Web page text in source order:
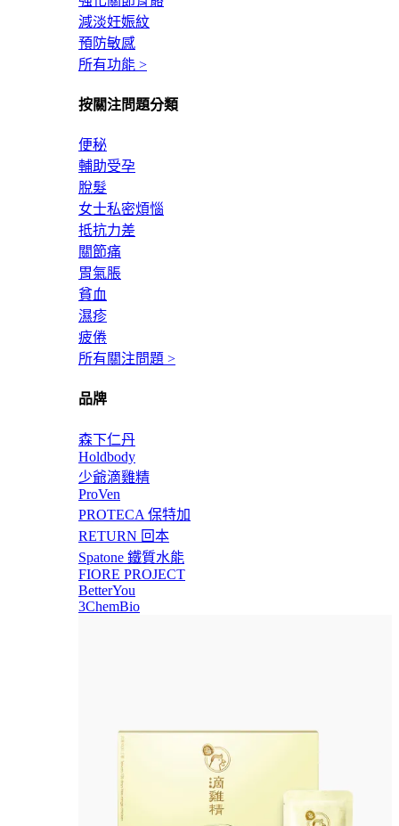
減淡妊娠紋
預防敏感
所有功能 >
按關注問題分類
便秘
輔助受孕
脫髮
女士私密煩惱
抵抗力差
關節痛
胃氣脹
貧血
濕疹
疲倦
所有關注問題 >
品牌
森下仁丹
Holdbody
少爺滴雞精
ProVen
PROTECA 保特加
RETURN 回本
Spatone 鐵質水能
FIORE PROJECT
BetterYou
3ChemBio